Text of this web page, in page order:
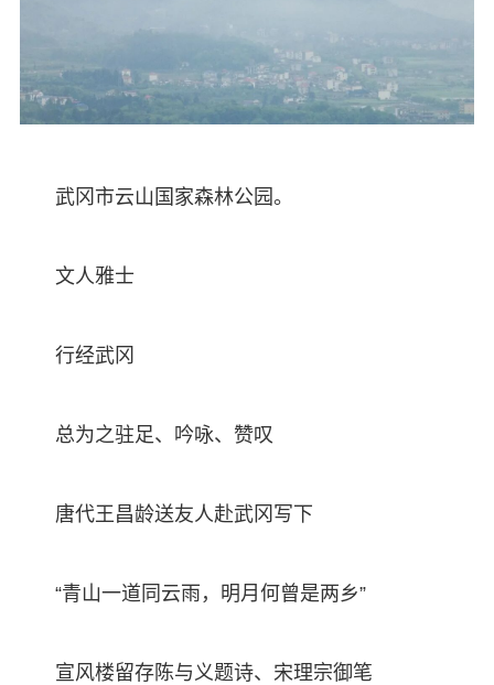
武冈市云山国家森林公园。
文人雅士
行经武冈
总为之驻足、吟咏、赞叹
唐代王昌龄送友人赴武冈写下
“青山一道同云雨，明月何曾是两乡”
宣风楼留存陈与义题诗、宋理宗御笔